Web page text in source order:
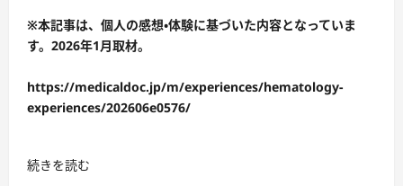
※本記事は、個人の感想・体験に基づいた内容となっていま
す。2026年1月取材。
https://medicaldoc.jp/m/experiences/hematology-
experiences/202606e0576/
続きを読む